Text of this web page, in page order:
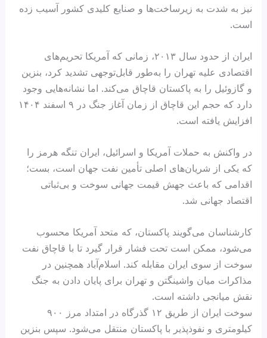
نیز به شدت به زیرساخت‌ها و صنایع کلیدی کشور آسیب زده
است.
ایران از حدود سال ۲۰۱۳، زمانی که آمریکا تحریم‌های
اقتصادی علیه تهران را به‌طور قابل‌توجهی تشدید کرد، بنزین
و گازوئیل را به پاکستان قاچاق می‌کند. اما نشانه‌هایی وجود
دارد که حجم این قاچاق از زمان آغاز جنگ در ۹ اسفند ۱۴۰۴
افزایش یافته است.
در واکنش به حملات آمریکا و اسرائیل، ایران تنگه هرمز را
که یکی از شریان‌های اصلی تأمین نفت جهان است، بست؛
اقدامی که باعث جهش قیمت جهانی سوخت و بی‌ثباتی
اقتصاد جهانی شد.
کارشناسان می‌گویند پاکستان، که متحد آمریکا محسوب
می‌شود، ممکن است تحت فشار قرار گیرد تا با قاچاق نفت
سوخت از سوی ایران مقابله کند. اسلام‌آباد همچنین در
مذاکرات میان واشینگتن و تهران برای پایان دادن به جنگ
نقش میانجی داشته است.
سوخت ایران از طریق ۱۲ گذرگاه در امتداد مرز ۹۰۰
کیلومتری و نفوذپذیر با پاکستان منتقل می‌شود. سپس بنزین